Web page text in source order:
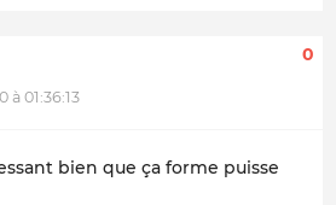
à 01:36:13
0
bien que ça forme puisse